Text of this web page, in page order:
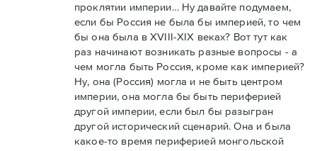
проклятии империи… Ну давайте подумаем,
если бы Россия не была бы империей, то чем
бы она была в XVIII-XIX веках? Вот тут как
раз начинают возникать разные вопросы - а
чем могла быть Россия, кроме как империей?
Ну, она (Россия) могла и не быть центром
империи, она могла бы быть периферией
другой империи, если был бы разыгран
другой исторический сценарий. Она и была
какое-то время периферией монгольской